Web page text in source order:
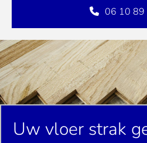
06 10
Uw vloer strak